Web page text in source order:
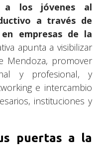
a los jóvenes al
a través de
empresas de la
apunta a visibilizar
Mendoza, promover
y profesional, y
e intercambio
instituciones y
puertas a la